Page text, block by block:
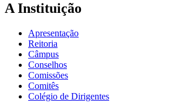
A Instituição
Apresentação
Reitoria
Câmpus
Conselhos
Comissões
Comitês
Colégio de Dirigentes